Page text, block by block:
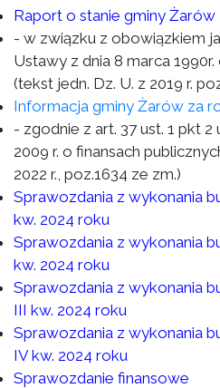
Raport o stanie gminy Żarów
- w związku z obowiązkiem
Ustawy z dnia 8 marca
(tekst jedn. Dz. U. z 2019 r.
Informacja gminy Żarów za
- zgodnie z art. 37 ust. 1 pkt 2
2009 r. o finansach
2022 r., poz.1634 ze zm.)
Sprawozdania z wykonania
kw. 2024 roku
Sprawozdania z wykonania
kw. 2024 roku
Sprawozdania z wykonania
III kw. 2024 roku
Sprawozdania z wykonania
IV kw. 2024 roku
Sprawozdanie finansowe